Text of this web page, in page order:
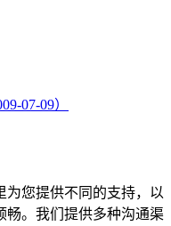
07-09）
为您提供不同的支持，以
畅。我们提供多种沟通渠